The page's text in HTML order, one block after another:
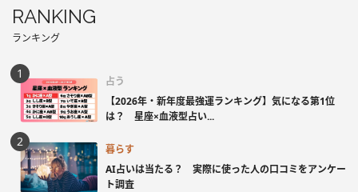
RANKING
ランキング
占う
【2026年・新年度最強運ランキング】気になる第1位
は？ 星座×血液型占い...
暮らす
AI占いは当たる？ 実際に使った人の口コミをアンケー
ト調査